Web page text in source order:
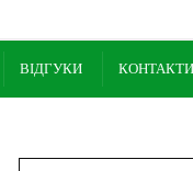
ВІДГУКИ КОНТАКТИ